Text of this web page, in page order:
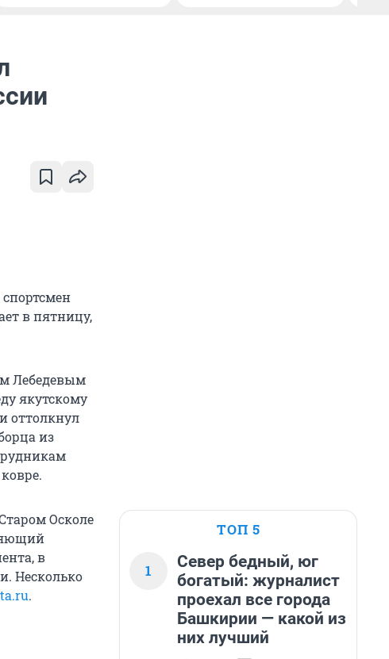
в пятницу,
Лебедевым
якутскому
оттолкнул
из
Осколе
в
Несколько
.
ТОП 5
1
Север бедный, юг
богатый: журналист
проехал все города
Башкирии — какой из
них лучший